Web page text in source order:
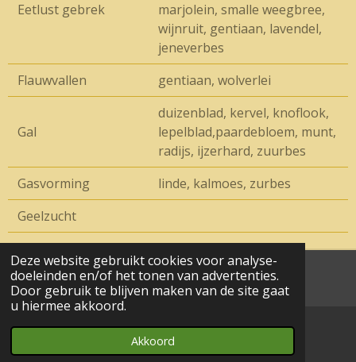
Deze website gebruikt cookies voor analyse-
doeleinden en/of het tonen van advertenties.
Door gebruik te blijven maken van de site gaat
u hiermee akkoord.
Akkoord
Eetlust gebrek
marjolein, smalle weegbree,
wijnruit, gentiaan, lavendel,
jeneverbes
Flauwvallen
gentiaan, wolverlei
Gal
duizenblad, kervel, knoflook,
lepelblad,paardebloem, munt,
radijs, ijzerhard, zuurbes
Gasvorming
linde, kalmoes, zurbes
Geelzucht
aa© 2017 - 2024 wesgeco
E-mailadres